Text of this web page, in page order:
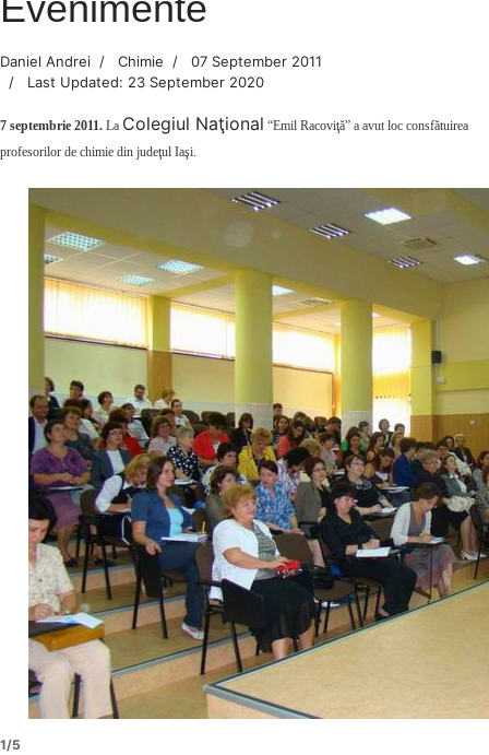
Daniel Andrei Chimie
07 September 2011
Last Updated: 23 September 2020
7 septembrie 2011. La Colegiul Naţional “Emil Racoviţă” a avut loc consfătuirea
profesorilor de chimie din judeţul Iaşi.
1/5